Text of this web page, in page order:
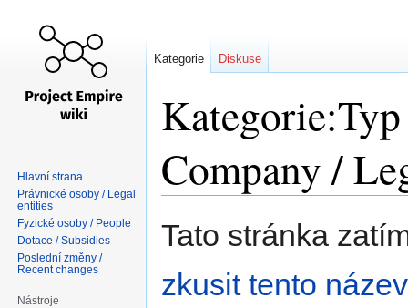
Company /
Tato stránka
zkusit tento
Kategorie Diskuse
Hlavní strana
Právnické osoby / Legal
entities
Fyzické osoby / People
Dotace / Subsidies
Poslední změny /
Recent changes
Nástroje